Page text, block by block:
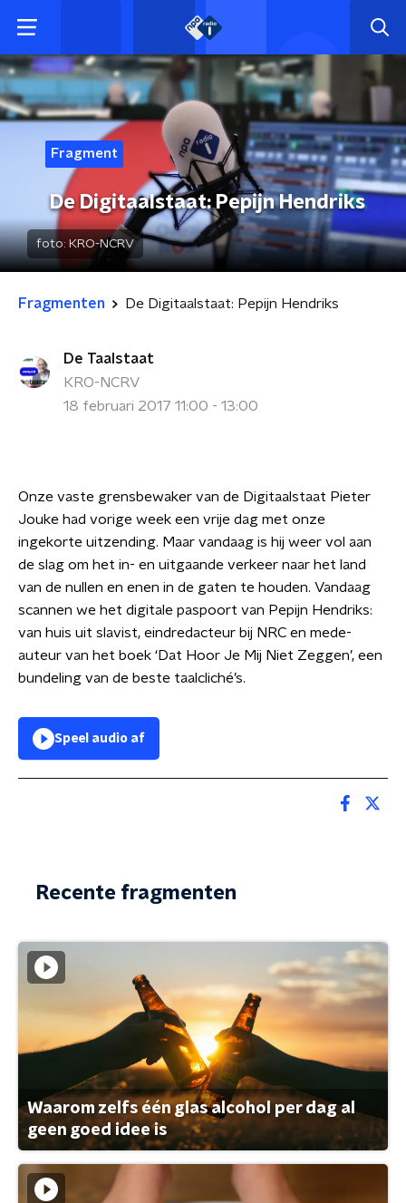
Fragment
De Digitaalstaat: Pepijn Hendriks
foto: KRO-NCRV
Fragmenten De Digitaalstaat: Pepijn Hendriks
De Taalstaat
KRO-NCRV
18 februari 2017 11:00 - 13:00
Onze vaste grensbewaker van de Digitaalstaat Pieter
Jouke had vorige week een vrije dag met onze
ingekorte uitzending. Maar vandaag is hij weer vol aan
de slag om het in- en uitgaande verkeer naar het land
van de nullen en enen in de gaten te houden. Vandaag
scannen we het digitale paspoort van Pepijn Hendriks:
van huis uit slavist, eindredacteur bij NRC en mede-
auteur van het boek ‘Dat Hoor Je Mij Niet Zeggen’, een
bundeling van de beste taalcliché’s.
Speel audio af
Recente fragmenten
Waarom zelfs één glas alcohol per dag al
geen goed idee is